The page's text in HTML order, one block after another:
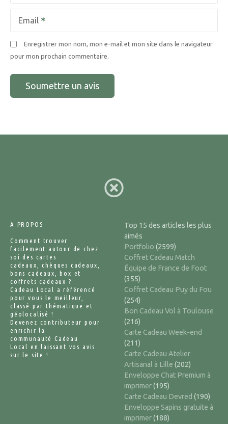
Email
Enregistrer mon nom, mon e-mail et mon site dans le navigateur
pour mon prochain commentaire.
A PROPOS
Comment trouver
facilement autour de chez
soi des cartes
cadeaux, chèques cadeaux,
bons cadeaux, box et
coffrets cadeaux ?
Cadeau Local a référencé
pour vous le meilleur,
classé par thématique et
géolocalisé !
Devenez contributeur pour
enrichir la
communauté Cadeau
Local en laissant vos avis
sur le site !
Top 15 des articles les plus
aimés
Portfolio (2599)
Coffret Cadeau Match
Équipe de France de Foot
(355)
Coffret Cadeau Puy du Fou
(254)
Bon Cadeau Vol à Toulouse
(216)
Carte Cadeau Week-end
(211)
Carte Cadeau Atelier
Artisanal à Lille (202)
Enveloppe Chat Premium à
imprimer(195)
Carte Cadeau Devred (190)
Enveloppe Sapins gratuite à
imprimer(188)